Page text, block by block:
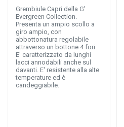
Grembiule Capri della G’
Evergreen Collection.
Presenta un ampio scollo a
giro ampio, con
abbottonatura regolabile
attraverso un bottone 4 fori.
E' caratterizzato da lunghi
lacci annodabili anche sul
davanti. E' resistente alla alte
temperature ed è
candeggiabile.